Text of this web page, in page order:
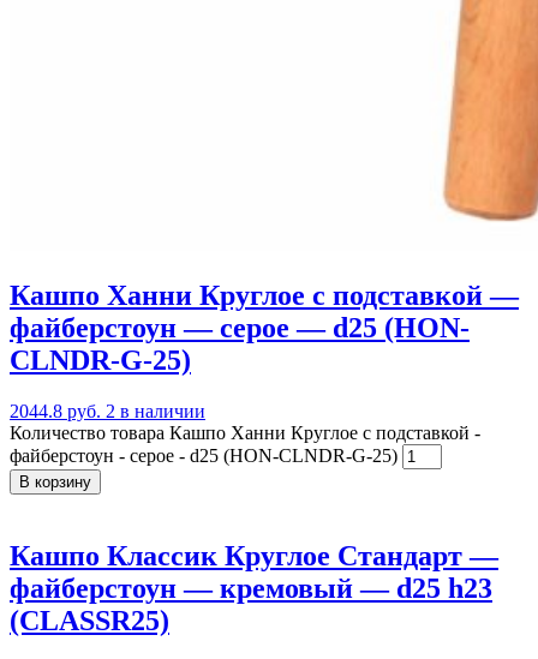
Кашпо Ханни Круглое с подставкой —
файберстоун — серое — d25 (HON-
CLNDR-G-25)
2044.8 руб. 2 в наличии
Количество товара Кашпо Ханни Круглое с подставкой -
файберстоун - серое - d25 (HON-CLNDR-G-25)
В корзину
Кашпо Классик Круглое Стандарт —
файберстоун — кремовый — d25 h23
(CLASSR25)